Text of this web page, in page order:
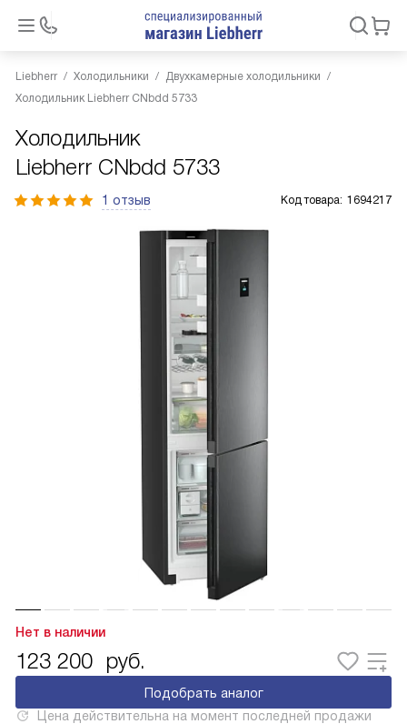
Liebherr Холодильники
Двухкамерные холодильники
Холодильник Liebherr CNbdd 5733
Холодильник
Liebherr CNbdd 5733
1 отзыв Код товара: 1694217
Нет в наличии
123 200 руб.
Подобрать аналог
Цена действительна на момент последней продажи